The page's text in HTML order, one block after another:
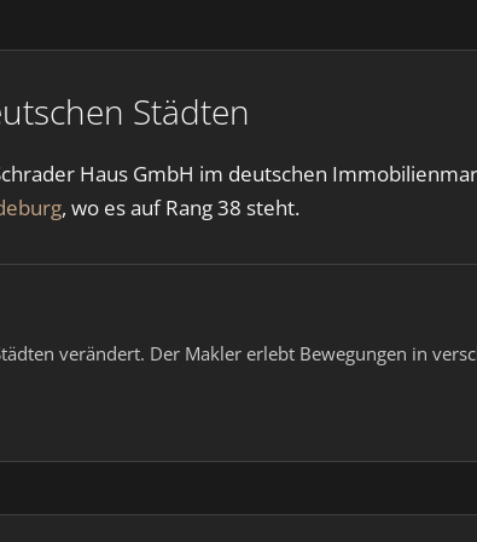
Städten
Haus GmbH im deutschen
, wo es auf Rang 38 steht.
verändert. Der Makler erlebt Bewegungen in